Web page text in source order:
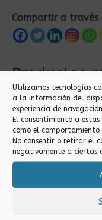
Utilizamos tecnologías
a la información del
experiencia de
El consentimiento a
como el comportamiento
No consentir o retirar el
negativamente a ciertas
Compartir a través
Productos